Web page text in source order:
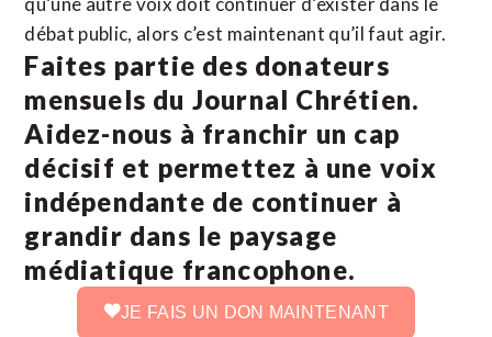
débat public, alors c’est maintenant qu’il faut agir.
Faites partie des donateurs
mensuels du Journal Chrétien.
Aidez-nous à franchir un cap
décisif et permettez à une voix
indépendante de continuer à
grandir dans le paysage
médiatique francophone.
JE FAIS UN DON MAINTENANT